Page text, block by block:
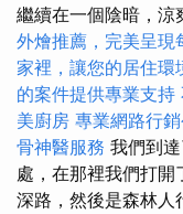
繼續在一個陰暗，涼
外燴推薦，完美呈現
家裡，讓您的居住環
的案件提供專業支持
美廚房 專業網路行
骨神醫服務 我們到
處，在那裡我們打開
深路，然後是森林人